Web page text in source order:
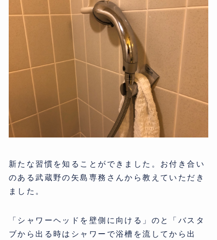
新たな習慣を知ることができました。お付き合い
のある武蔵野の矢島専務さんから教えていただき
ました。
「シャワーヘッドを壁側に向ける」のと「バスタ
ブから出る時はシャワーで浴槽を流してから出